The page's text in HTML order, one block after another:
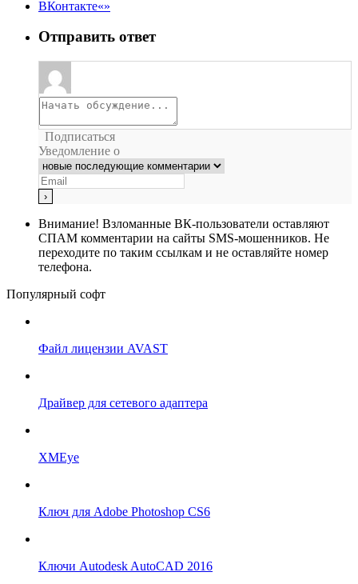
ВКонтакте
Отправить ответ
Подписаться
Уведомление о
Внимание! Взломанные ВК-пользователи оставляют
СПАМ комментарии на сайты SMS-мошенников. Не
переходите по таким ссылкам и не оставляйте номер
телефона.
Популярный софт
Файл лицензии AVAST
Драйвер для сетевого адаптера
XMEye
Ключ для Adobe Photoshop CS6
Ключи Autodesk AutoCAD 2016